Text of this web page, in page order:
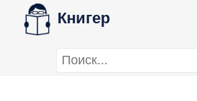
Книгер